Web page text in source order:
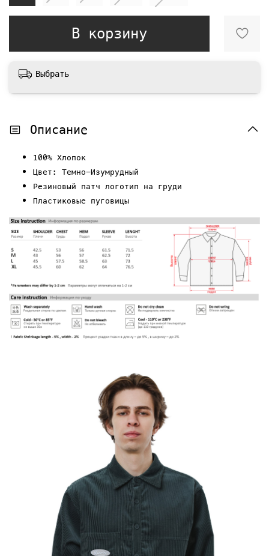
В корзину
Выбрать
Описание
100% Хлопок
Цвет: Темно-Изумрудный
Резиновый патч логотип на груди
Пластиковые пуговицы